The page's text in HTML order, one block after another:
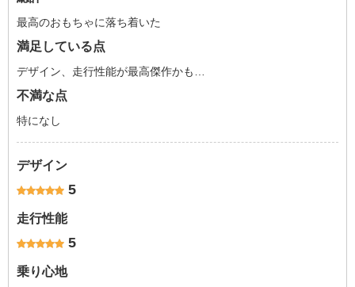
最高のおもちゃに落ち着いた
満足している点
デザイン、走行性能が最高傑作かも…
不満な点
特になし
デザイン
5
走行性能
5
乗り心地